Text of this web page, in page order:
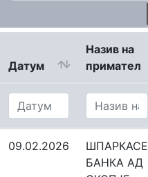
Датум
Назив на
примател
09.02.2026
ШПАРКАСЕ
БАНКА АД